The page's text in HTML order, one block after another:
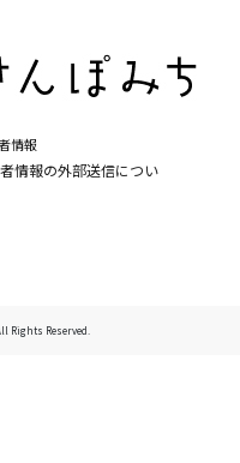
情報
情報の外部送信につい
Rights Reserved.